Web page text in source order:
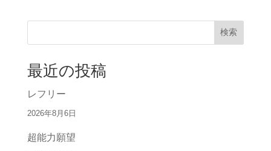
検索
最近の投稿
レフリー
2026年8月6日
超能力願望